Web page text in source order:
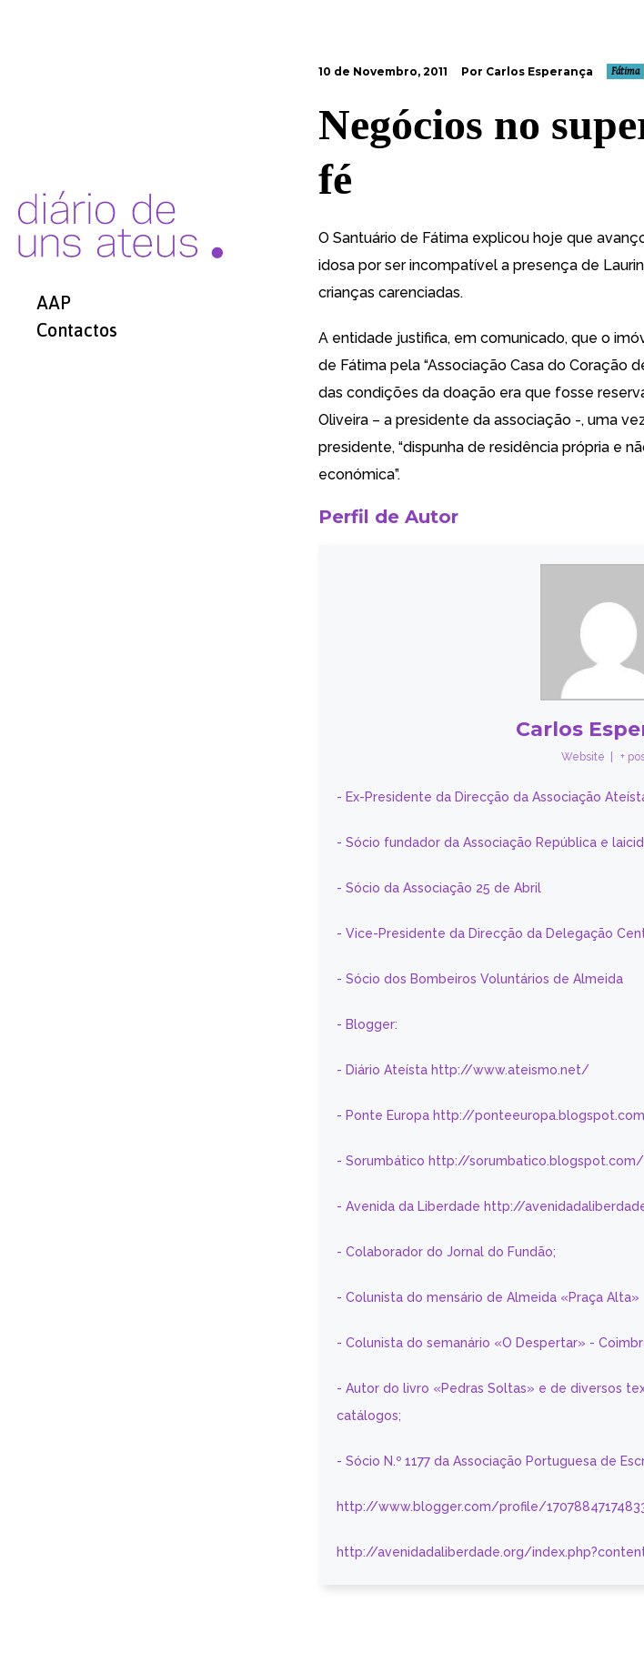
AAP
Contactos
10 de Novembro, 2011 Por Carlos Esperança Fátima
Negócios no
fé
O Santuário de Fátima explicou hoje que
idosa por ser incompatível a presença de
crianças carenciadas.
A entidade justifica, em comunicado, que o
de Fátima pela “Associação Casa do Coração
das condições da doação era que fosse
Oliveira – a presidente da associação -, uma
presidente, “dispunha de residência própria e
económica”.
Perfil de Autor
Carlos
Website +
- Ex-Presidente da Direcção da Associação
- Sócio fundador da Associação República e
- Sócio da Associação 25 de Abril
- Vice-Presidente da Direcção da Delegação
- Sócio dos Bombeiros Voluntários de Almeida
- Blogger:
- Diário Ateísta http://www.ateismo.net/
- Ponte Europa http://
- Sorumbático http://sorumbatico.blogspot.com/
- Avenida da Liberdade http://
- Colaborador do Jornal do Fundão;
- Colunista do mensário de Almeida «Praça Alta»
- Colunista do semanário «O Despertar» -
- Autor do livro «Pedras Soltas» e de diversos
catálogos;
- Sócio N.º 1177 da Associação Portuguesa de
http://www.blogger.com/profile/
http://avenidadaliberdade.org/